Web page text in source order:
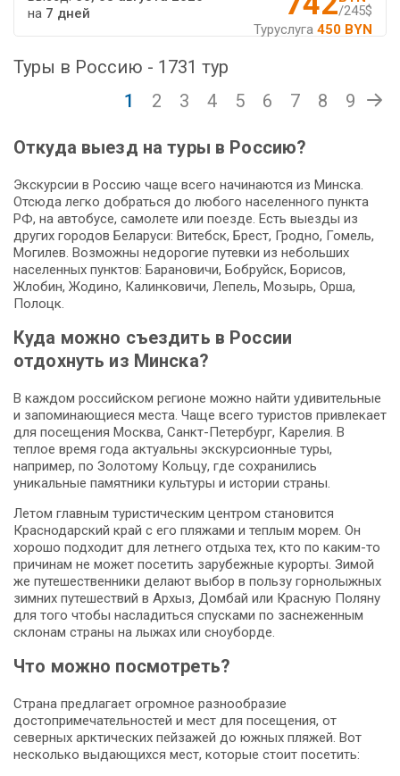
/245$
Туруслуга 450 BYN
на 7 дней
Туры в Россию - 1731 тур
1
2 3 4 5 6 7 8 9
Откуда выезд на туры в Россию?
Экскурсии в Россию чаще всего начинаются из Минска.
Отсюда легко добраться до любого населенного пункта
РФ, на автобусе, самолете или поезде. Есть выезды из
других городов Беларуси: Витебск, Брест, Гродно, Гомель,
Могилев. Возможны недорогие путевки из небольших
населенных пунктов: Барановичи, Бобруйск, Борисов,
Жлобин, Жодино, Калинковичи, Лепель, Мозырь, Орша,
Полоцк.
Куда можно съездить в России
отдохнуть из Минска?
В каждом российском регионе можно найти удивительные
и запоминающиеся места. Чаще всего туристов привлекает
для посещения Москва, Санкт-Петербург, Карелия. В
теплое время года актуальны экскурсионные туры,
например, по Золотому Кольцу, где сохранились
уникальные памятники культуры и истории страны.
Летом главным туристическим центром становится
Краснодарский край с его пляжами и теплым морем. Он
хорошо подходит для летнего отдыха тех, кто по каким-то
причинам не может посетить зарубежные курорты. Зимой
же путешественники делают выбор в пользу горнолыжных
зимних путешествий в Архыз, Домбай или Красную Поляну
для того чтобы насладиться спусками по заснеженным
склонам страны на лыжах или сноуборде.
Что можно посмотреть?
Страна предлагает огромное разнообразие
достопримечательностей и мест для посещения, от
северных арктических пейзажей до южных пляжей. Вот
несколько выдающихся мест, которые стоит посетить: